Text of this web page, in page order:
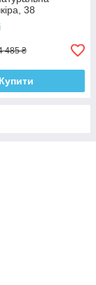
38
485 ₴
Купити